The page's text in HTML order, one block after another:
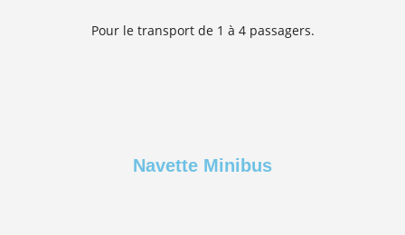
Pour le transport de 1 à 4 passagers.
Navette Minibus